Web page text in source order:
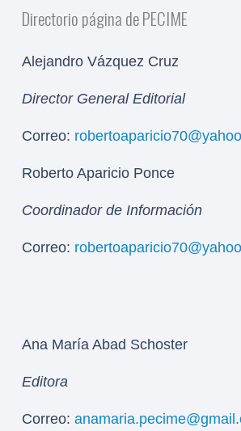
Directorio página de PECIME
Alejandro Vázquez Cruz
Director General Editorial
Correo:
Roberto Aparicio Ponce
Coordinador de Información
Correo:
Ana María Abad Schoster
Editora
Correo: